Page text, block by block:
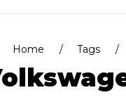
Home Tags